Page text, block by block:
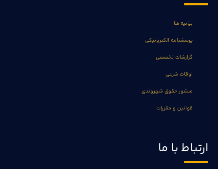
بیانیه ها
پرسشنامه الکترونیکی
گزارشات تخصصی
اوقات شرعی
منشور حقوق شهروندی
قوانین و مقررات
ارتباط با ما